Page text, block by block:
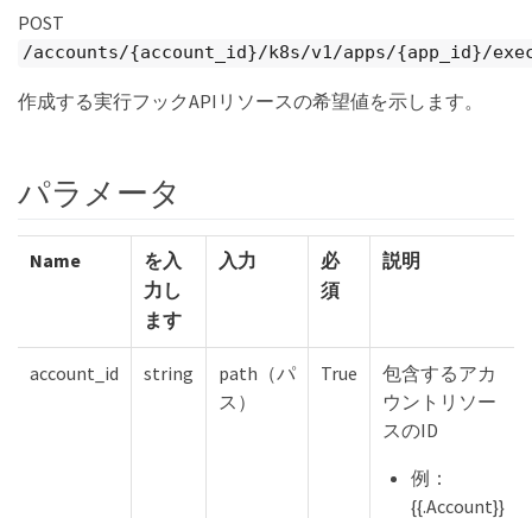
POST
/accounts/{account_id}/k8s/v1/apps/{app_id}/
作成する実行フックAPIリソースの希望値を示します。
パラメータ
Name
を入
力し
ます
入力
必
須
説明
account_id string
path（パ
ス）
True
包含するアカ
ウントリソー
スのID
例：
{{.Account}}